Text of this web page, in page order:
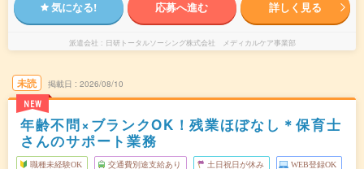
気になる! 応募へ進む 詳しく見る
派遣会社 日研トータルソーシング株式会社 メディカルケア事業部
未読
NEW
掲載日 2026/08/10
年齢不問×ブランクOK！残業ほぼなし＊保育士
さんのサポート業務
職種未経験OK 交通費別途支給あり 土日祝日が休み WEB登録OK